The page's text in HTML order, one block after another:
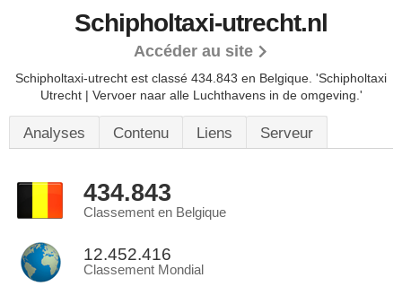
Schipholtaxi-utrecht.nl
Accéder au site
Schipholtaxi-utrecht est classé 434.843 en Belgique. 'Schipholtaxi
Utrecht | Vervoer naar alle Luchthavens in de omgeving.'
Analyses Contenu Liens Serveur
434.843
Classement en Belgique
12.452.416
Classement Mondial